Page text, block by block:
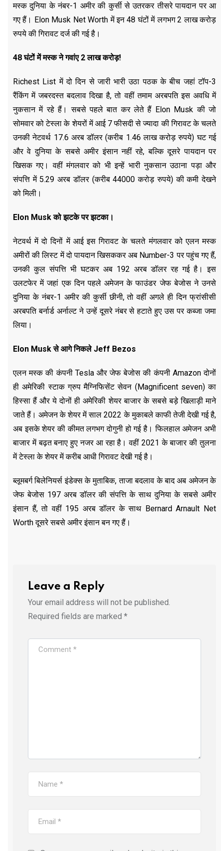
मस्क दुनिया के नंबर-1 अमीर की कुर्सी से उतरकर तीसरे पायदान पर आ
गए हैं। Elon Musk Net Worth में इन 48 घंटों में लगभग 2 लाख करोड़
रुपये की गिरावट दर्ज की गई है।
48 घंटों में मस्क ने गवांए 2 लाख करोड़!
Richest List में दो दिन से जारी भारी उठा पठक के बीच जहां टॉप-3
रैंकिंग में जबरदस्त बदलाव दिखा है, तो वहीं तमाम अरबपति इस अवधि में
नुकसान में रहे हैं। सबसे पहले बात कर लेते हैं Elon Musk की जो
सोमवार को टेस्ला के शेयरों में आई 7 फीसदी से ज्यादा की गिरावट के चलते
उनकी नेटवर्थ 17.6 अरब डॉलर (करीब 1.46 लाख करोड़ रुपये) घट गई
और वे दुनिया के सबसे अमीर इंसान नहीं रहे, बल्कि दूसरे पायदान पर
खिसक गए। वहीं मंगलवार को भी इन्हें भारी नुकसान उठाना पड़ा और
संपत्ति में 5.29 अरब डॉलर (करीब 44000 करोड़ रुपये) की कमी देखने
को मिली।
Elon Musk को झटके पर झटका।
नेटवर्थ में दो दिनों में आई इस गिरावट के चलते मंगलवार को एलन मस्क
अमीरों की लिस्ट में दो पायदान खिसककर अब Number-3 पर पहुंच गए हैं,
उनकी कुल संपत्ति भी घटकर अब 192 अरब डॉलर रह गई है। इस
उलटफेर में जहां एक दिन पहले अमेजन के फाउंडर जेफ बेजोस ने उनसे
दुनिया के नंबर-1 अमीर की कुर्सी छीनी, तो वहीं अगले ही दिन फ्रांसीसी
अरबपति बर्नार्ड अर्नाल्ट ने उन्हें दूसरे नंबर से हटाते हुए उस पर कब्जा जमा
लिया।
Elon Musk से आगे निकले Jeff Bezos
एलन मस्क की कंपनी Tesla और जेफ बेजोस की कंपनी Amazon दोनों
ही अमेरिकी स्टाक ग्रुप मैग्निफिसेंट सेवन (Magnificent seven) का
हिस्सा हैं और ये दोनों ही अमेरिकी शेयर बाजार के सबसे बड़े खिलाड़ी माने
जाते हैं। अमेजन के शेयर में साल 2022 के मुकाबले काफी तेजी देखी गई है,
अब इसके शेयर की कीमत लगभग दोगुनी हो गई है। फिलहाल अमेजन अभी
बाजार में बढ़त बनाए हुए नजर आ रहा है। वहीं 2021 के बाजार की तुलना
में टेस्ला के शेयर में करीब आधी गिरावट देखी गई है।
ब्लूमबर्ग बिलेनियर्स इंडेक्स के मुताबिक, ताजा बदलाव के बाद अब अमेजन के
जेफ बेजोस 197 अरब डॉलर की संपत्ति के साथ दुनिया के सबसे अमीर
इंसान हैं, तो वहीं 195 अरब डॉलर के साथ Bernard Arnault Net
Worth दूसरे सबसे अमीर इंसान बन गए हैं।
Leave a Reply
Your email address will not be published.
Required fields are marked *